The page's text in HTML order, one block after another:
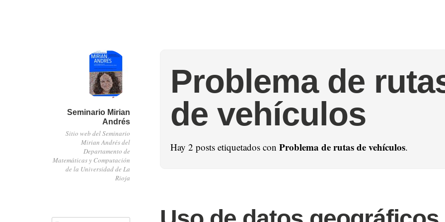
Seminario Mirian
Andrés
Sitio web del Seminario
Mirian Andrés del
Departamento de
Matemáticas y Computación
de la Universidad de La
Rioja
Problema de
de vehículos
Hay 2 posts etiquetados con Problema de rutas de vehículos.